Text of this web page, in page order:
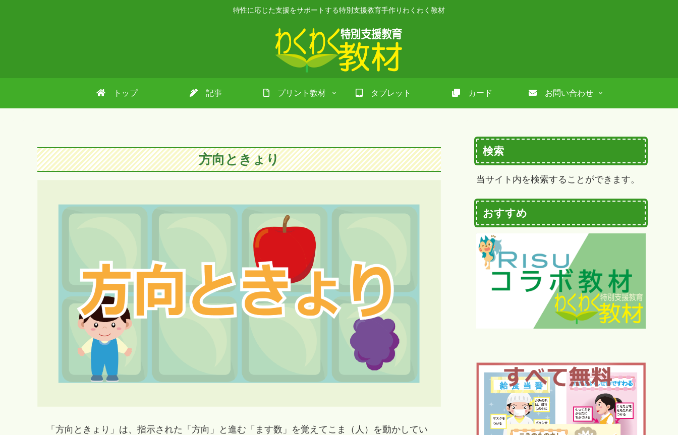
特性に応じた支援をサポートする特別支援教育手作りわくわく教材
トップ 記事 プリント教材 タブレット カード お問い合わせ
方向ときょり
「方向ときょり」は、指示された「方向」と進む「ます数」を覚えてこま（人）を動かしてい
検索
当サイト内を検索することができます。
おすすめ